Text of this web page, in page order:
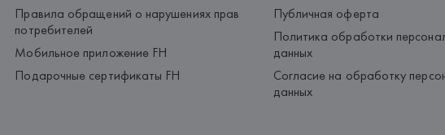
Правила обращений о нарушениях прав
потребителей
Мобильное приложение FH
Подарочные сертификаты FH
Публичная оферта
Политика обработки
данных
Согласие на обработку
данных